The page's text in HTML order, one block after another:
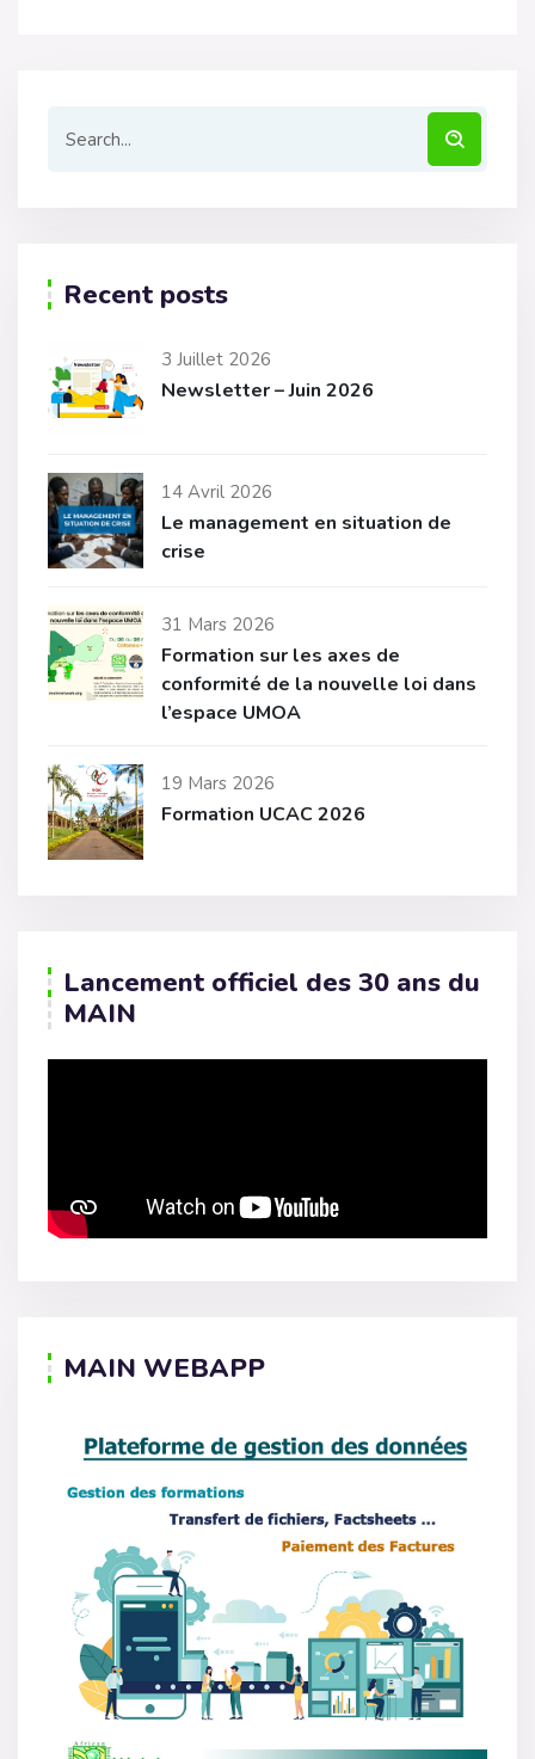
Recent posts
3 Juillet 2026
Newsletter – Juin 2026
14 Avril 2026
Le management en situation de
crise
31 Mars 2026
Formation sur les axes de
conformité de la nouvelle loi dans
l’espace UMOA
19 Mars 2026
Formation UCAC 2026
Lancement officiel des 30 ans du
MAIN
MAIN WEBAPP